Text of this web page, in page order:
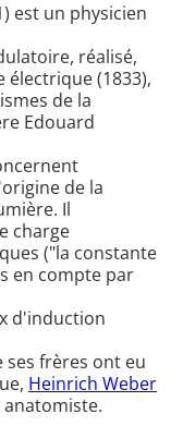
est un physicien
réalisé,
électrique (1833),
de la
Edouard
de la
Il
charge
("la constante
en compte par
d'induction
ses frères ont eu
Heinrich Weber